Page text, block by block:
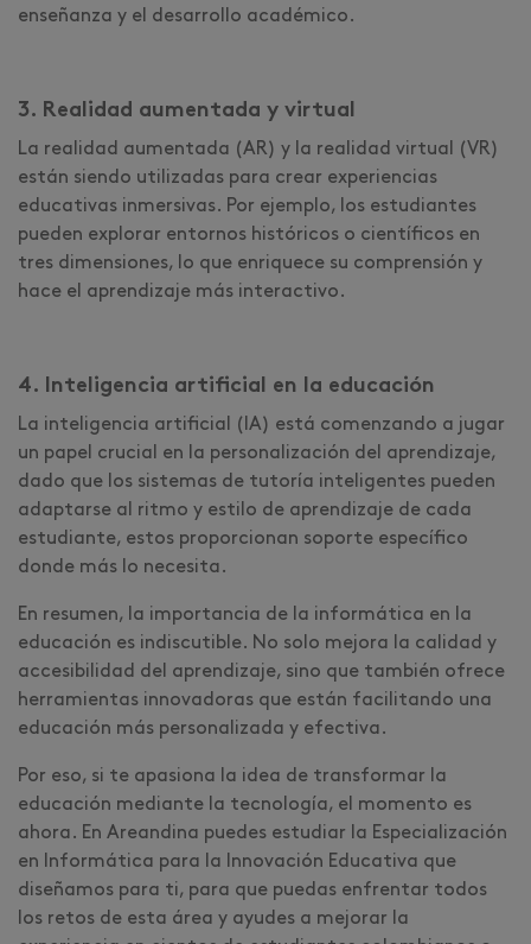
enseñanza y el desarrollo académico.
3. Realidad aumentada y virtual
La realidad aumentada (AR) y la realidad virtual (VR)
están siendo utilizadas para crear experiencias
educativas inmersivas. Por ejemplo, los estudiantes
pueden explorar entornos históricos o científicos en
tres dimensiones, lo que enriquece su comprensión y
hace el aprendizaje más interactivo.
4. Inteligencia artificial en la educación
La inteligencia artificial (IA) está comenzando a jugar
un papel crucial en la personalización del aprendizaje,
dado que los sistemas de tutoría inteligentes pueden
adaptarse al ritmo y estilo de aprendizaje de cada
estudiante, estos proporcionan soporte específico
donde más lo necesita.
En resumen, la importancia de la informática en la
educación es indiscutible. No solo mejora la calidad y
accesibilidad del aprendizaje, sino que también ofrece
herramientas innovadoras que están facilitando una
educación más personalizada y efectiva.
Por eso, si te apasiona la idea de transformar la
educación mediante la tecnología, el momento es
ahora. En Areandina puedes estudiar la Especialización
en Informática para la Innovación Educativa que
diseñamos para ti, para que puedas enfrentar todos
los retos de esta área y ayudes a mejorar la